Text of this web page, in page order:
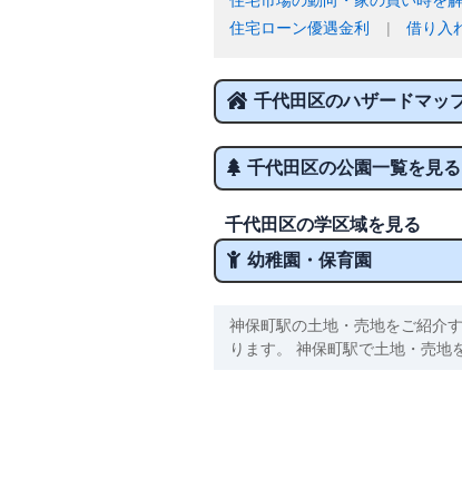
住宅ローン優遇金利
借り入
千代田区のハザードマッ
千代田区の公園一覧を見る
千代田区の学区域を見る
幼稚園・保育園
神保町駅の土地・売地をご紹介
ります。 神保町駅で土地・売地